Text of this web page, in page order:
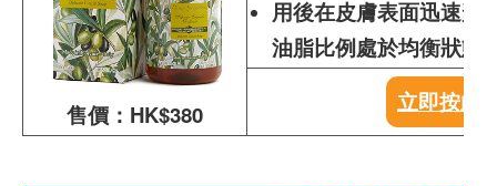
售價：HK$380
用後在皮膚表面迅速形
油脂比例處於均衡狀態
立即按此